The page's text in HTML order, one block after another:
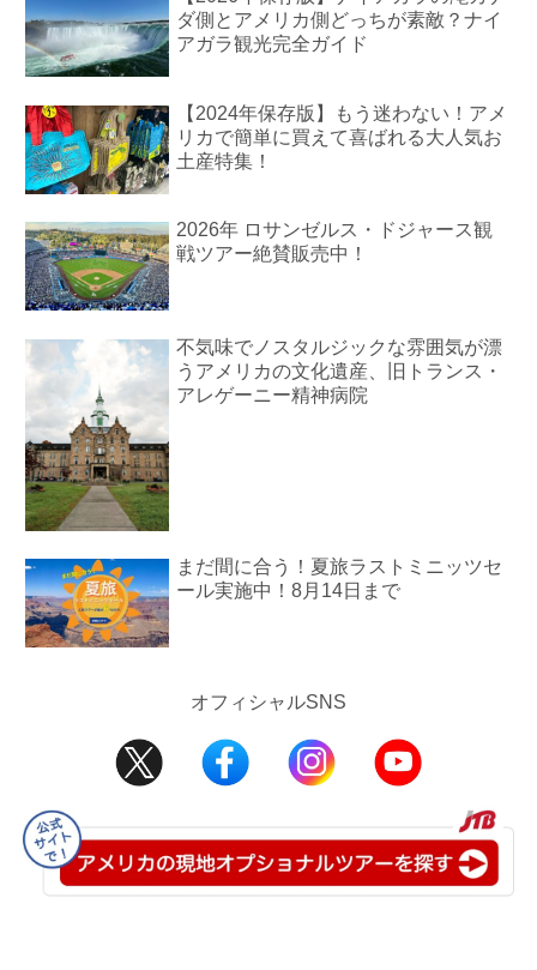
ダ側とアメリカ側どっちが素敵？ナイ
アガラ観光完全ガイド
【2024年保存版】もう迷わない！アメ
リカで簡単に買えて喜ばれる大人気お
土産特集！
2026年 ロサンゼルス・ドジャース観
戦ツアー絶賛販売中！
不気味でノスタルジックな雰囲気が漂
うアメリカの文化遺産、旧トランス・
アレゲーニー精神病院
まだ間に合う！夏旅ラストミニッツセ
ール実施中！8月14日まで
オフィシャルSNS